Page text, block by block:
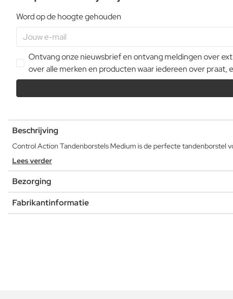
Word op de hoogte gehouden
Ontvang onze nieuwsbrief en ontvang meldingen over
over alle merken en producten waar iedereen over praat,
Beschrijving
Control Action Tandenborstels Medium is de perfecte
Lees verder
Bezorging
Fabrikantinformatie